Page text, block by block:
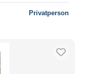
Privatperson